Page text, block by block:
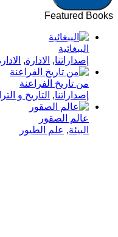
Featured Books
الببغائية
إصداراتنا, الادارة,
من تاريخ الفراعنة
إصداراتنا, التاريخ و
عالم الصقور
البيئة, علم الطيور